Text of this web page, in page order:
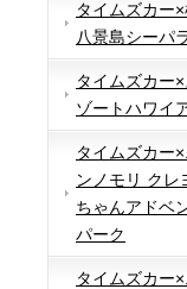
タイムズカー×
八景島シーパ
タイムズカー×
ゾートハワイ
タイムズカー
ンノモリ クレ
ちゃんアドベ
パーク
タイムズカー